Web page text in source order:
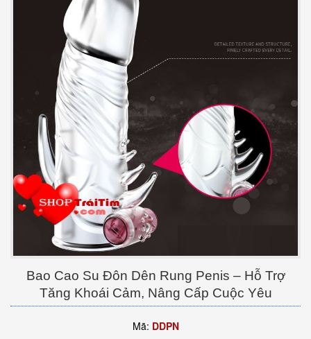
Bao Cao Su Đôn Dên Rung Penis – Hỗ Trợ
Tăng Khoái Cảm, Nâng Cấp Cuộc Yêu
Mã: DDPN